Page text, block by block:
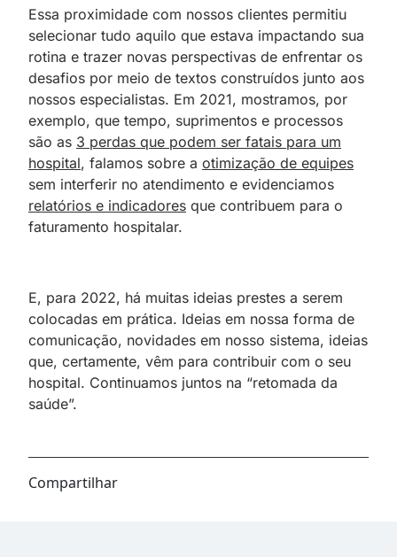
Essa proximidade com nossos clientes permitiu
selecionar tudo aquilo que estava impactando sua
rotina e trazer novas perspectivas de enfrentar os
desafios por meio de textos construídos junto aos
nossos especialistas. Em 2021, mostramos, por
exemplo, que tempo, suprimentos e processos
são as 3 perdas que podem ser fatais para um
hospital, falamos sobre a otimização de equipes
sem interferir no atendimento e evidenciamos
relatórios e indicadores que contribuem para o
faturamento hospitalar.
E, para 2022, há muitas ideias prestes a serem
colocadas em prática. Ideias em nossa forma de
comunicação, novidades em nosso sistema, ideias
que, certamente, vêm para contribuir com o seu
hospital. Continuamos juntos na “retomada da
saúde”.
Compartilhar